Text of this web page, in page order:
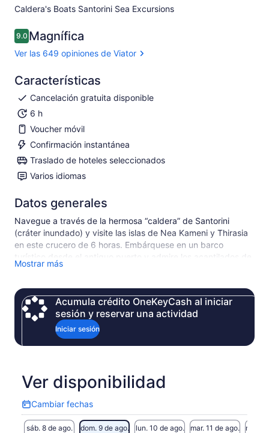
Caldera's Boats Santorini Sea Excursions​
9.09.0 de 10
Magnífica
Ver las 649 opiniones de Viator
Características
Cancelación gratuita disponible
6 h
Voucher móvil
Confirmación instantánea
Traslado de hoteles seleccionados
Varios idiomas
Datos generales
Navegue a través de la hermosa “caldera” de Santorini
(cráter inundado) y visite las islas de Nea Kameni y Thirasia
en este crucero de 6 horas. Embárquese en un barco
turístico desde el antiguo puerto y admire los acantilados de
Santorini mientras navega hacia Nea Kameni. Disfrute de
nadar en las cálidas fuentes y visitar la isla Thirasia. Explore
y almuerce aquí de ocio antes de regresar a Santorini.
Mostrar más
Acumula crédito OneKeyCash al iniciar
sesión y reservar una actividad
Iniciar sesión
Ver disponibilidad
Cambiar fechas
Cambiar
fechas
sáb. 8 de ago. dom. 9 de ago. lun. 10 de ago. mar. 11 de ago. mié.